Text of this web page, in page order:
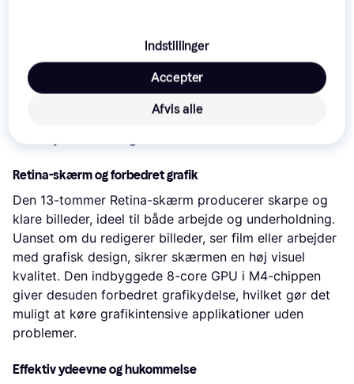
M4-chip med 10-core CPU og 8-core GPU
16 GB Unified Memory til jævn multitasking
256 GB SSD-lager for hurtig filadgang
Retina-skærm og forbedret grafik
Den 13-tommer Retina-skærm producerer skarpe og
klare billeder, ideel til både arbejde og underholdning.
Uanset om du redigerer billeder, ser film eller arbejder
med grafisk design, sikrer skærmen en høj visuel
kvalitet. Den indbyggede 8-core GPU i M4-chippen
giver desuden forbedret grafikydelse, hvilket gør det
muligt at køre grafikintensive applikationer uden
problemer.
Effektiv ydeevne og hukommelse
Indstillinger
Afvis alle
Accepter